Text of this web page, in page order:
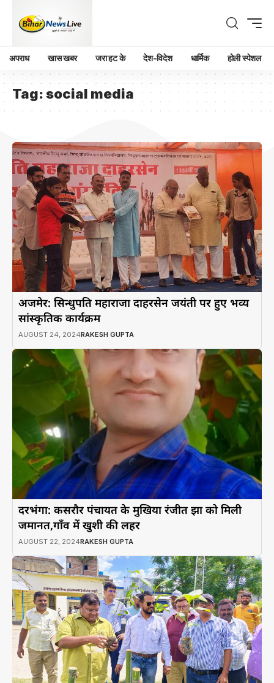
अपराध खास खबर जरा हट के देश-विदेश धार्मिक होली स्पेशल
Tag:social media
अजमेर: सिन्धुपति महाराजा दाहरसेन जयंती पर हुए भव्य
सांस्कृतिक कार्यक्रम
AUGUST 24, 2024RAKESH GUPTA
दरभंगा: कसरौर पंचायत के मुखिया रंजीत झा को मिली
जमानत,गाँव में खुशी की लहर
AUGUST 22, 2024RAKESH GUPTA